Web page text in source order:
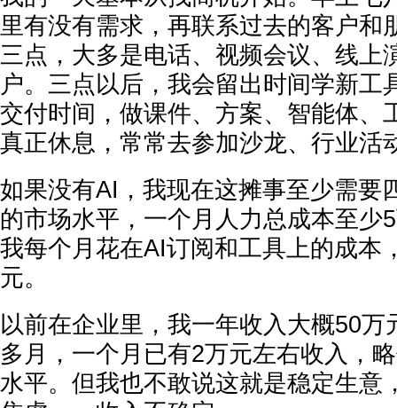
里有没有需求，再联系过去的客户和
三点，大多是电话、视频会议、线上
户。三点以后，我会留出时间学新工
交付时间，做课件、方案、智能体、
真正休息，常常去参加沙龙、行业活
如果没有AI，我现在这摊事至少需要
的市场水平，一个月人力总成本至少
我每个月花在AI订阅和工具上的成本
元。
以前在企业里，我一年收入大概50万
多月，一个月已有2万元左右收入，
水平。但我也不敢说这就是稳定生意